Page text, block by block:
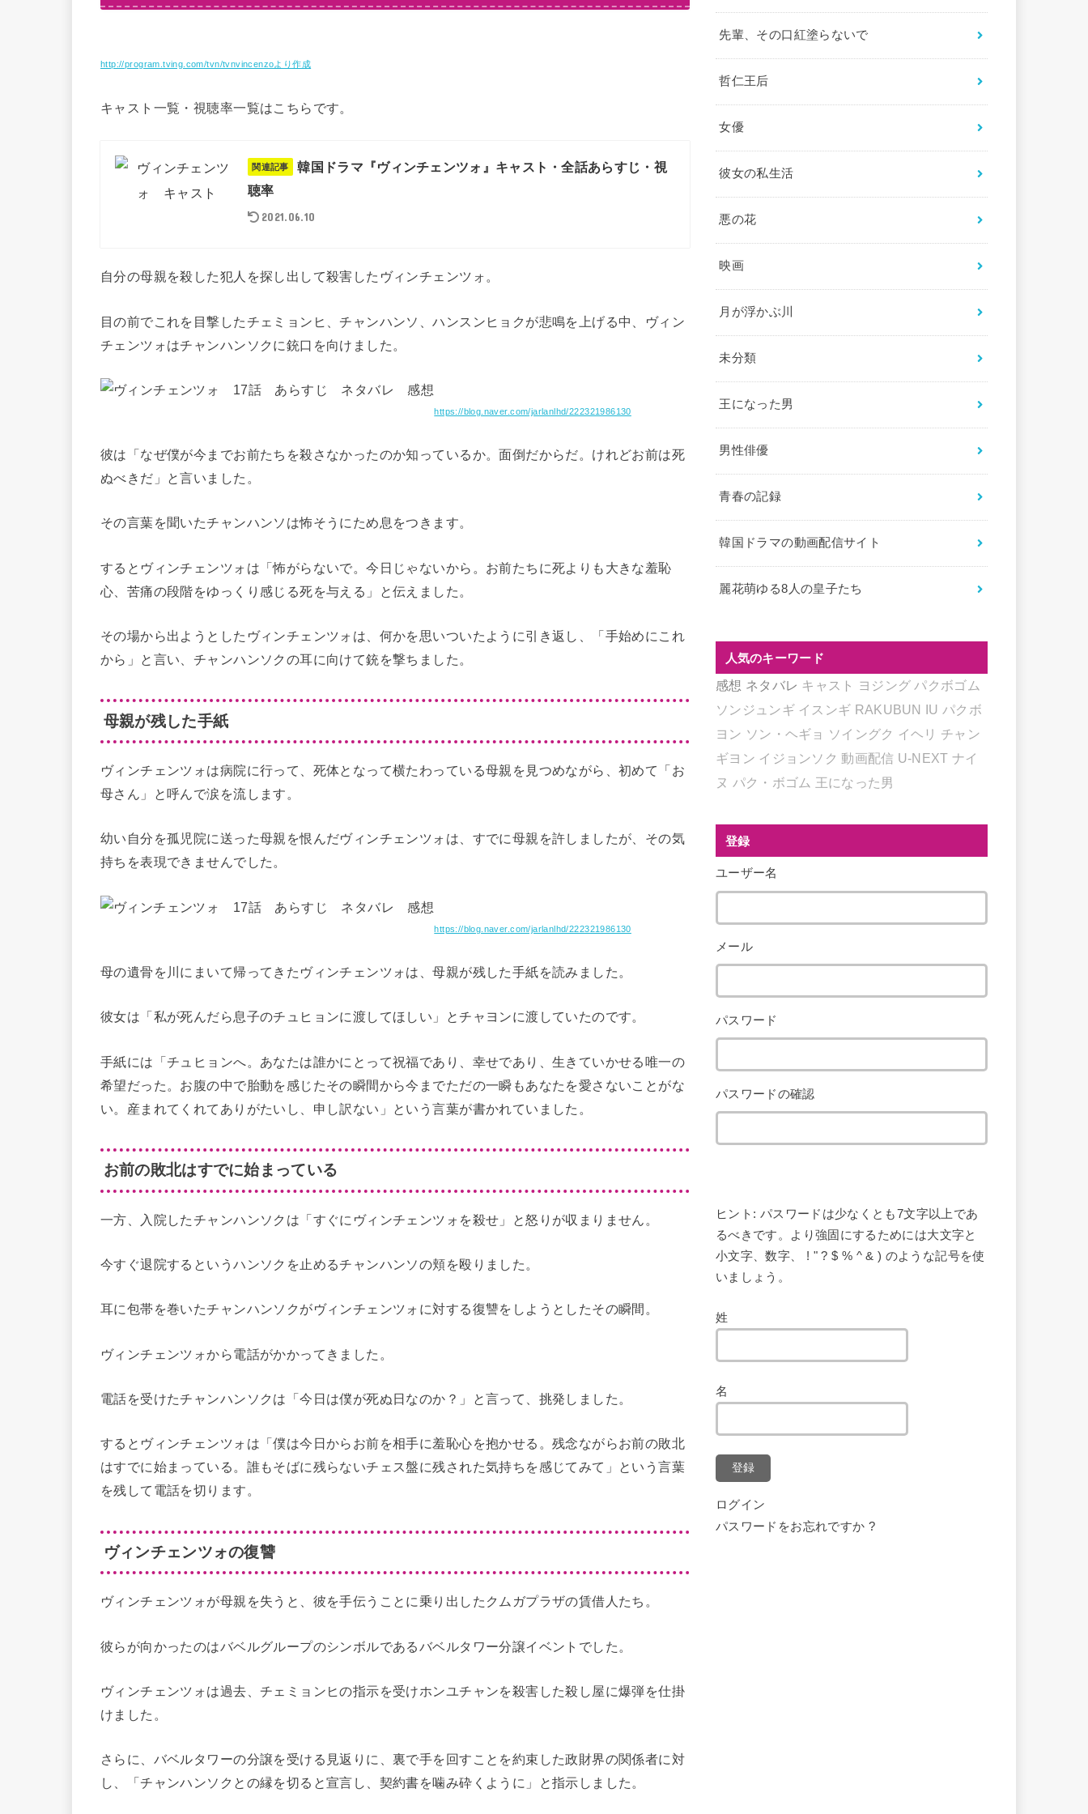
http://program.tving.com/tvn/tvnvincenzoより作成
キャスト一覧・視聴率一覧はこちらです。
関連記事
韓国ドラマ『ヴィンチェンツォ』キャスト・全話あらすじ・視
聴率
2021.06.10
自分の母親を殺した犯人を探し出して殺害したヴィンチェンツォ。
目の前でこれを目撃したチェミョンヒ、チャンハンソ、ハンスンヒョクが悲鳴を上げる中、ヴィン
チェンツォはチャンハンソクに銃口を向けました。
https://blog.naver.com/jarlanlhd/222321986130
彼は「なぜ僕が今までお前たちを殺さなかったのか知っているか。面倒だからだ。けれどお前は死
ぬべきだ」と言いました。
その言葉を聞いたチャンハンソは怖そうにため息をつきます。
するとヴィンチェンツォは「怖がらないで。今日じゃないから。お前たちに死よりも大きな羞恥
心、苦痛の段階をゆっくり感じる死を与える」と伝えました。
その場から出ようとしたヴィンチェンツォは、何かを思いついたように引き返し、「手始めにこれ
から」と言い、チャンハンソクの耳に向けて銃を撃ちました。
母親が残した手紙
ヴィンチェンツォは病院に行って、死体となって横たわっている母親を見つめながら、初めて「お
母さん」と呼んで涙を流します。
幼い自分を孤児院に送った母親を恨んだヴィンチェンツォは、すでに母親を許しましたが、その気
持ちを表現できませんでした。
https://blog.naver.com/jarlanlhd/222321986130
母の遺骨を川にまいて帰ってきたヴィンチェンツォは、母親が残した手紙を読みました。
彼女は「私が死んだら息子のチュヒョンに渡してほしい」とチャヨンに渡していたのです。
手紙には「チュヒョンへ。あなたは誰かにとって祝福であり、幸せであり、生きていかせる唯一の
希望だった。お腹の中で胎動を感じたその瞬間から今までただの一瞬もあなたを愛さないことがな
い。産まれてくれてありがたいし、申し訳ない」という言葉が書かれていました。
お前の敗北はすでに始まっている
一方、入院したチャンハンソクは「すぐにヴィンチェンツォを殺せ」と怒りが収まりません。
今すぐ退院するというハンソクを止めるチャンハンソの頬を殴りました。
耳に包帯を巻いたチャンハンソクがヴィンチェンツォに対する復讐をしようとしたその瞬間。
ヴィンチェンツォから電話がかかってきました。
電話を受けたチャンハンソクは「今日は僕が死ぬ日なのか？」と言って、挑発しました。
するとヴィンチェンツォは「僕は今日からお前を相手に羞恥心を抱かせる。残念ながらお前の敗北
はすでに始まっている。誰もそばに残らないチェス盤に残された気持ちを感じてみて」という言葉
を残して電話を切ります。
ヴィンチェンツォの復讐
ヴィンチェンツォが母親を失うと、彼を手伝うことに乗り出したクムガプラザの賃借人たち。
彼らが向かったのはバベルグループのシンボルであるバベルタワー分譲イベントでした。
ヴィンチェンツォは過去、チェミョンヒの指示を受けホンユチャンを殺害した殺し屋に爆弾を仕掛
けました。
さらに、バベルタワーの分譲を受ける見返りに、裏で手を回すことを約束した政財界の関係者に対
し、「チャンハンソクとの縁を切ると宣言し、契約書を噛み砕くように」と指示しました。
先輩、その口紅塗らないで
哲仁王后
女優
彼女の私生活
悪の花
映画
月が浮かぶ川
未分類
王になった男
男性俳優
青春の記録
韓国ドラマの動画配信サイト
麗花萌ゆる8人の皇子たち
人気のキーワード
感想 ネタバレ キャスト ヨジング パクボゴム
ソンジュンギ イスンギ RAKUBUN IU パクボ
ヨン ソン・ヘギョ ソイングク イヘリ チャン
ギヨン イジョンソク 動画配信 U-NEXT ナイ
ヌ パク・ボゴム 王になった男
登録
ユーザー名
メール
パスワード
パスワードの確認
ヒント: パスワードは少なくとも7文字以上であ
るべきです。より強固にするためには大文字と
小文字、数字、 ! " ? $ % ^ & ) のような記号を使
いましょう。
姓
名
登録
ログイン
パスワードをお忘れですか ?